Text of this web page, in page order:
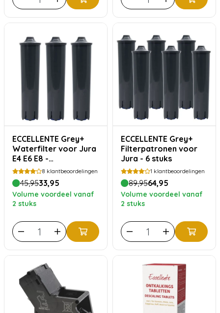
ECCELLENTE Grey+
Waterfilter voor Jura
E4 E6 E8 -
Voordeelverpakking
8 klantbeoordelingen
45,9533,95
Volume voordeel vanaf
2 stuks
ECCELLENTE Grey+
Filterpatronen voor
Jura - 6 stuks
1 klantbeoordelingen
89,9564,95
Volume voordeel vanaf
2 stuks